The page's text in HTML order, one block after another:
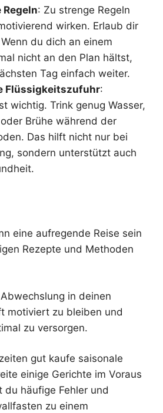
: Zu strenge Regeln
wirken. Erlaub dir
du dich an einem
nicht an den Plan hältst,
Tag einfach weiter.
Flüssigkeitszufuhr:
wichtig. Trink genug Wasser,
Brühe während der
Das hilft nicht nur bei
sondern unterstützt auch
eine aufregende Reise sein
Rezepte und Methoden
in deinen
motiviert zu bleiben und
zu versorgen.
gut kaufe saisonale
einige Gerichte im Voraus
du häufige Fehler und
zu einem